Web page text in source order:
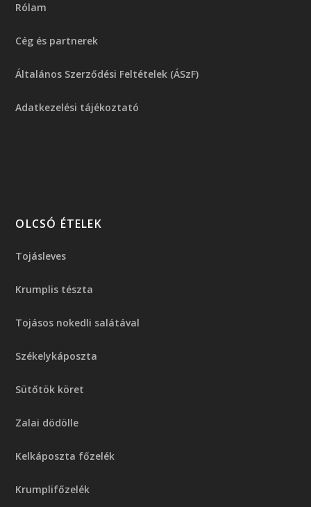
Rólam
Cég és partnerek
Általános Szerződési Feltételek (ÁSzF)
Adatkezelési tájékoztató
OLCSÓ ÉTELEK
Tojásleves
Krumplis tészta
Tojásos nokedli salátával
Székelykáposzta
Sütőtök köret
Zalai dödölle
Kelkáposzta főzelék
Krumplifőzelék